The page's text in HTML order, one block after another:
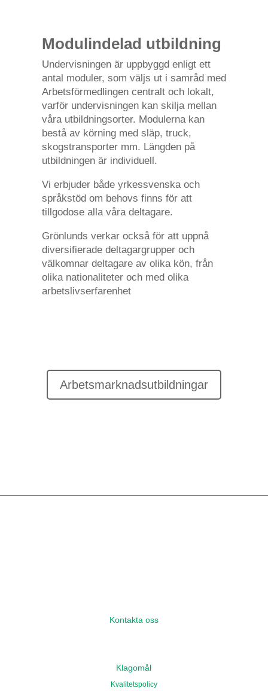
Modulindelad utbildning
Undervisningen är uppbyggd enligt ett
antal moduler, som väljs ut i samråd med
Arbetsförmedlingen centralt och lokalt,
varför undervisningen kan skilja mellan
våra utbildningsorter. Modulerna kan
bestå av körning med släp, truck,
skogstransporter mm. Längden på
utbildningen är individuell.
Vi erbjuder både yrkessvenska och
språkstöd om behovs finns för att
tillgodose alla våra deltagare.
Grönlunds verkar också för att uppnå
diversifierade deltagargrupper och
välkomnar deltagare av olika kön, från
olika nationaliteter och med olika
arbetslivserfarenhet
Arbetsmarknadsutbildningar
Kontakta oss
Klagomål
Kvalitetspolicy